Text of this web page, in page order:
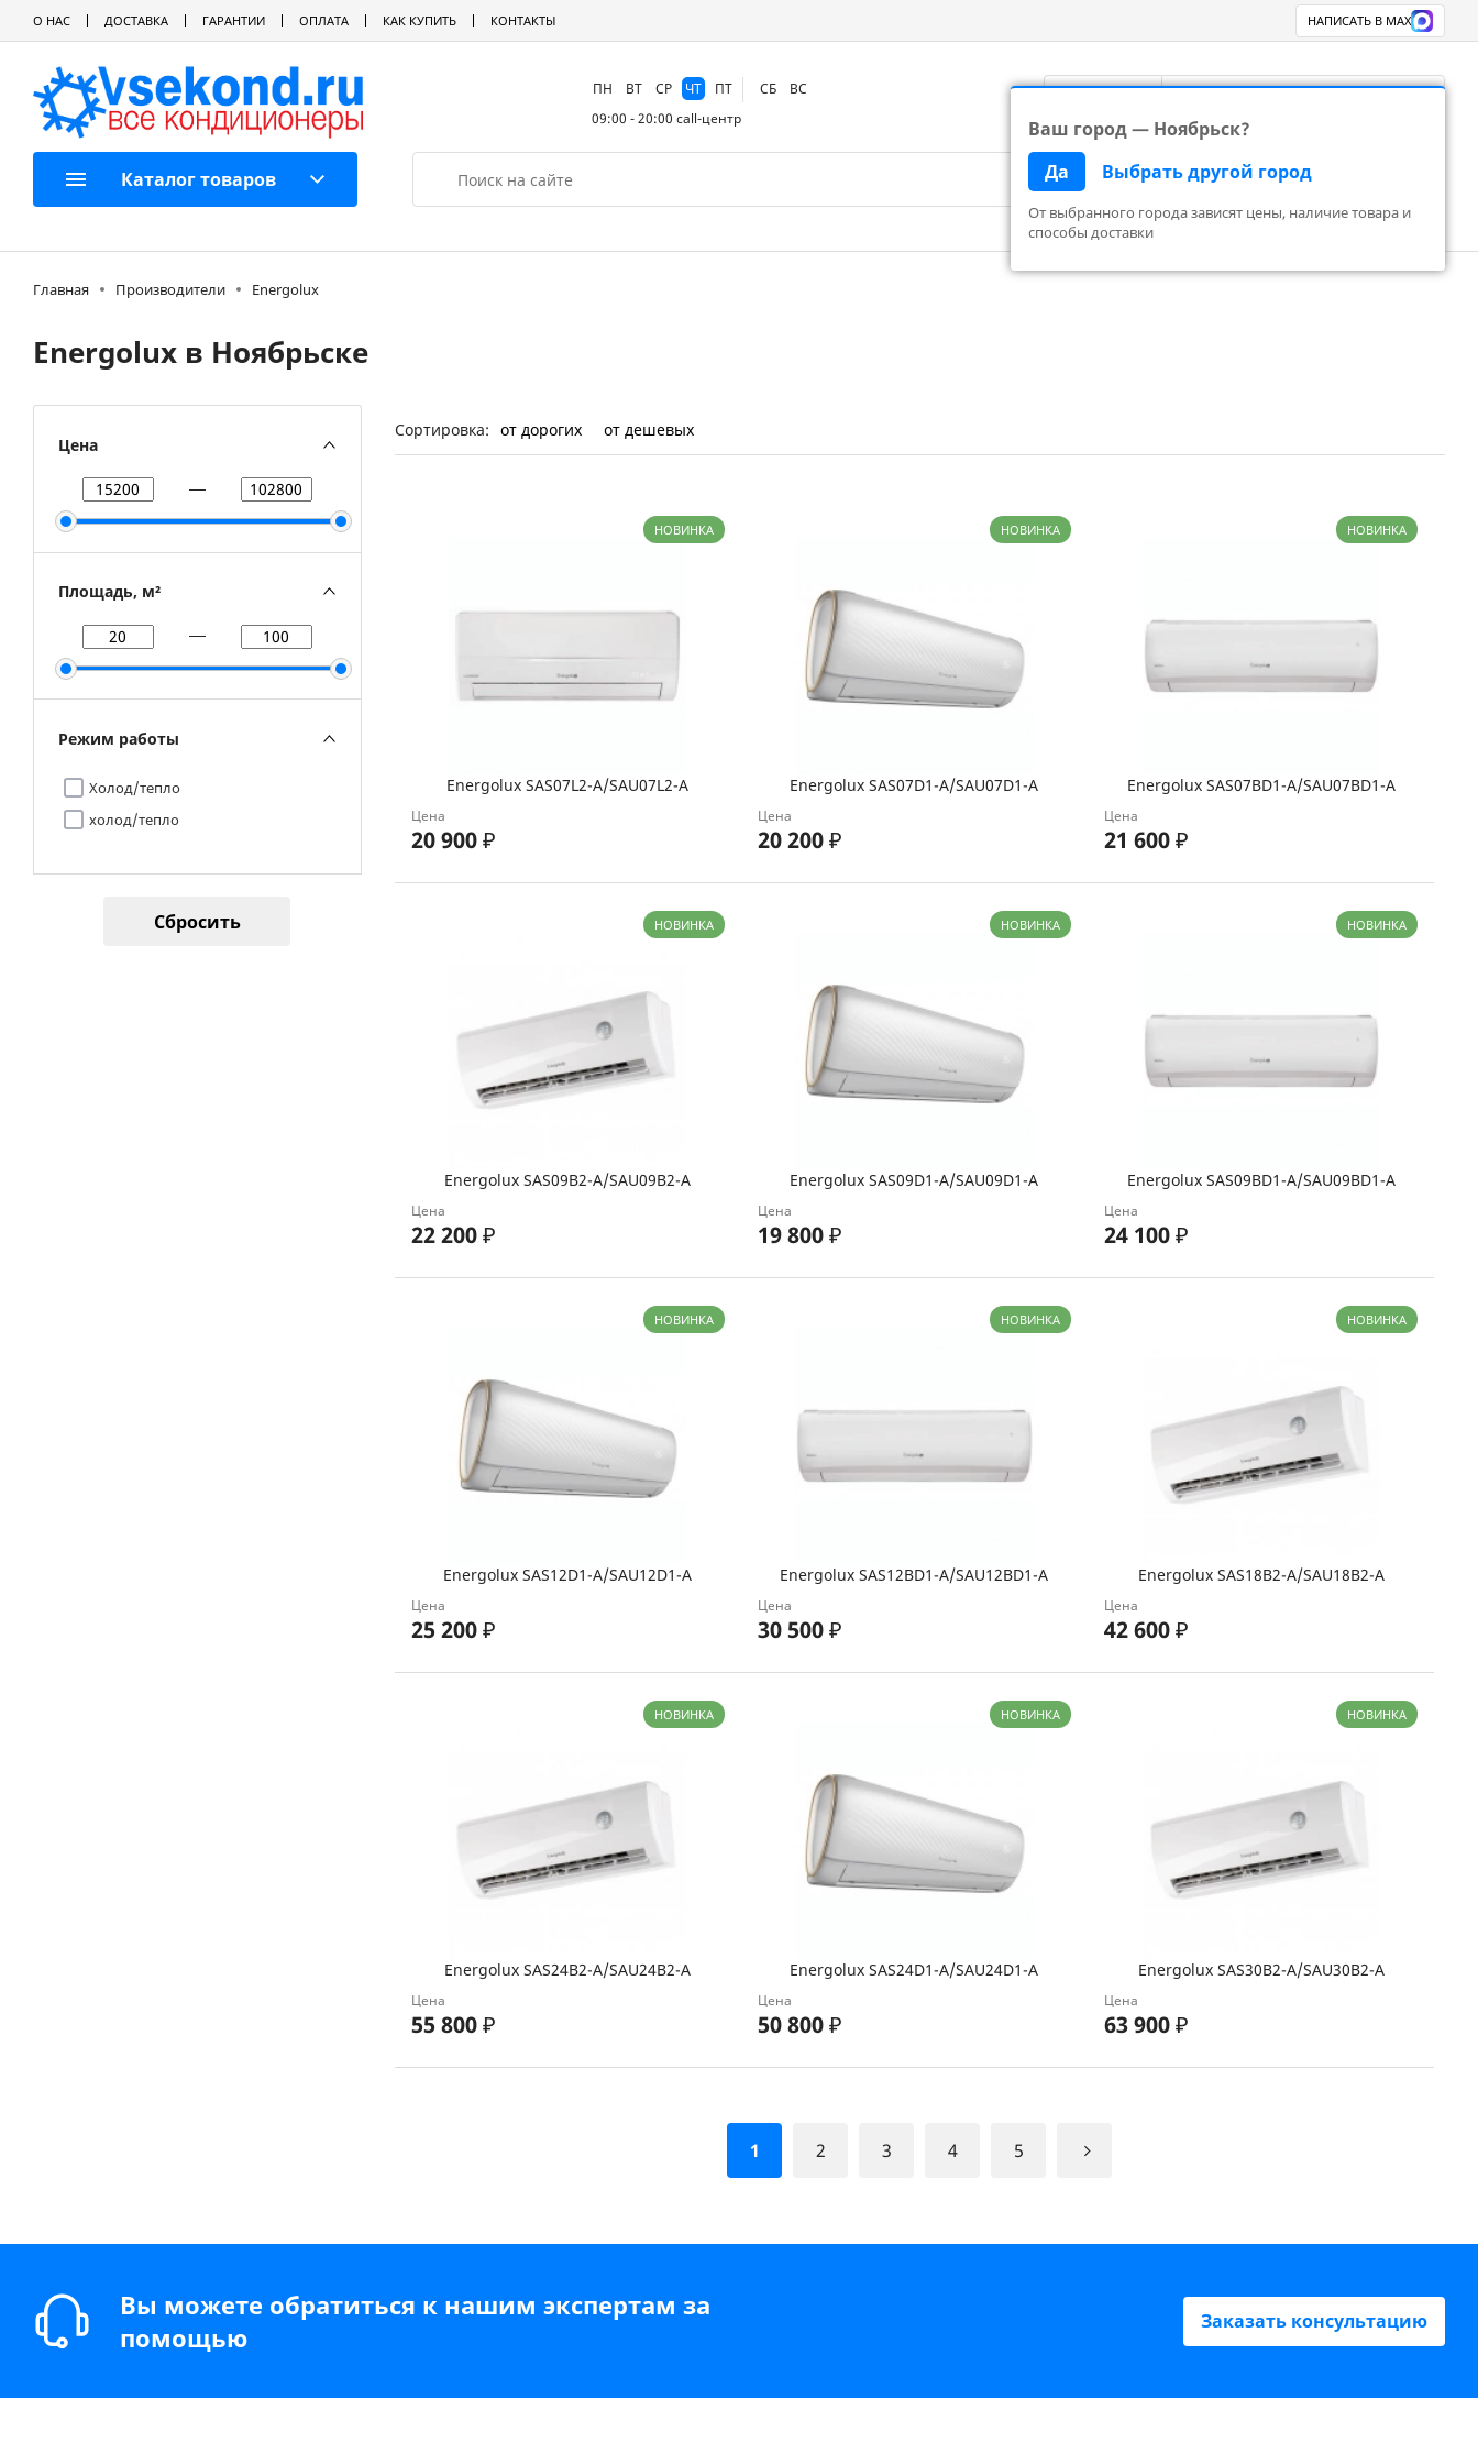
О НАС ДОСТАВКА ГАРАНТИИ ОПЛАТА КАК КУПИТЬ КОНТАКТЫ НАПИСАТЬ В MAX
ПН ВТ СР ЧТ ПТ СБ
ВС
09:00 - 20:00 call-центр
Ваш город — Ноябрьск?
Да
Выбрать другой город
От выбранного города зависят цены, наличие товара и
способы доставки
Каталог товаров Поиск
Главная Производители Energolux
Energolux в Ноябрьске
Сортировка: от дорогих от дешевых
НОВИНКА
Energolux SAS07L2-A/SAU07L2-A
Цена
20 900₽
НОВИНКА
Energolux SAS07D1-A/SAU07D1-A
Цена
20 200₽
НОВИНКА
Energolux SAS07BD1-A/SAU07BD1-A
Цена
21 600₽
НОВИНКА
Energolux SAS09B2-A/SAU09B2-A
Цена
22 200₽
НОВИНКА
Energolux SAS09D1-A/SAU09D1-A
Цена
19 800₽
НОВИНКА
Energolux SAS09BD1-A/SAU09BD1-A
Цена
24 100₽
НОВИНКА
Energolux SAS12D1-A/SAU12D1-A
Цена
25 200₽
НОВИНКА
Energolux SAS12BD1-A/SAU12BD1-A
Цена
30 500₽
НОВИНКА
Energolux SAS18B2-A/SAU18B2-A
Цена
42 600₽
НОВИНКА
Energolux SAS24B2-A/SAU24B2-A
Цена
55 800₽
НОВИНКА
Energolux SAS24D1-A/SAU24D1-A
Цена
50 800₽
НОВИНКА
Energolux SAS30B2-A/SAU30B2-A
Цена
63 900₽
1 2 3 4 5
Цена
Площадь, м²
Режим работы
Холод/тепло
холод/тепло
Сбросить
Вы можете обратиться к нашим экспертам за
помощью
Заказать консультацию